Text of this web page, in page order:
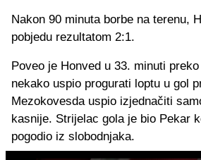
Nakon 90 minuta borbe na terenu,
pobjedu rezultatom 2:1.
Poveo je Honved u 33. minuti
nekako uspio progurati loptu u gol
Mezokovesda uspio izjednačiti
kasnije. Strijelac gola je bio Pekar
pogodio iz slobodnjaka.